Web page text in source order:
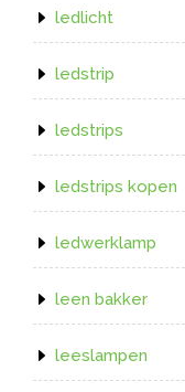
ledlicht
ledstrip
ledstrips
ledstrips kopen
ledwerklamp
leen bakker
leeslampen